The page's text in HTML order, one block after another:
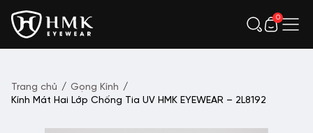
0
Trang chủ / Gọng Kính /
Kính Mát Hai Lớp Chống Tia UV HMK EYEWEAR – 2L8192